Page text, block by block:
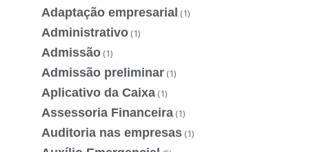
Adaptação empresarial (1)
Administrativo (1)
Admissão (1)
Admissão preliminar (1)
Aplicativo da Caixa (1)
Assessoria Financeira (1)
Auditoria nas empresas (1)